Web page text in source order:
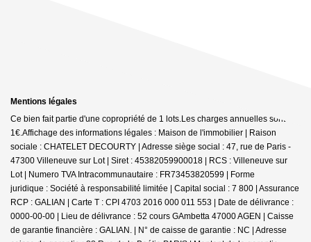
Mentions légales
Ce bien fait partie d'une copropriété de 1 lots.Les charges annuelles sont de
1€.Affichage des informations légales : Maison de l'immobilier | Raison
sociale : CHATELET DECOURTY | Adresse siège social : 47, rue de Paris -
47300 Villeneuve sur Lot | Siret : 45382059900018 | RCS : Villeneuve sur
Lot | Numero TVA Intracommunautaire : FR73453820599 | Forme
juridique : Société à responsabilité limitée | Capital social : 7 800 | Assurance
RCP : GALIAN | Carte T : CPI 4703 2016 000 011 553 | Date de délivrance :
0000-00-00 | Lieu de délivrance : 52 cours GAmbetta 47000 AGEN | Caisse
de garantie financière : GALIAN. | N° de caisse de garantie : NC | Adresse